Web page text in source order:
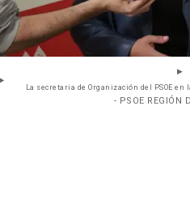
La secretaria de Organización del PSOE
- PSOE REGIÓN